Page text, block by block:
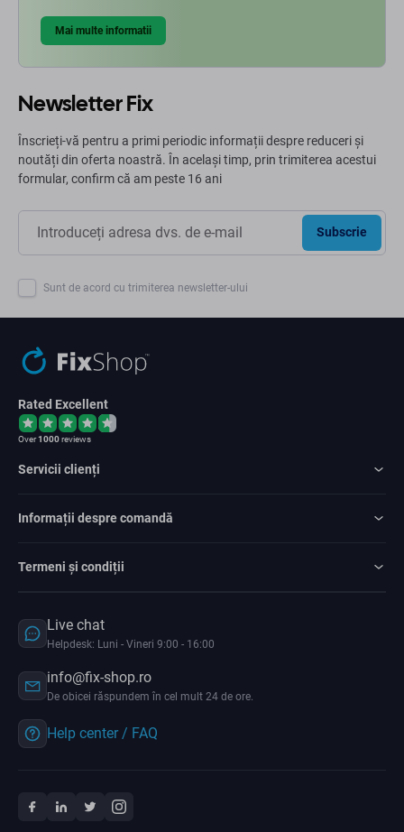
Mai multe informatii
Newsletter Fix
Înscrieți-vă pentru a primi periodic informații despre reduceri și
noutăți din oferta noastră. În același timp, prin trimiterea acestui
formular, confirm că am peste 16 ani
Subscrie
Sunt de acord cu trimiterea newsletter-ului
Rated Excellent
Over1000reviews
Servicii clienți
Informații despre comandă
Termeni și condiții
Live chat
Helpdesk: Luni - Vineri 9:00 - 16:00
info@fix-shop.ro
De obicei răspundem în cel mult 24 de ore.
Help center / FAQ